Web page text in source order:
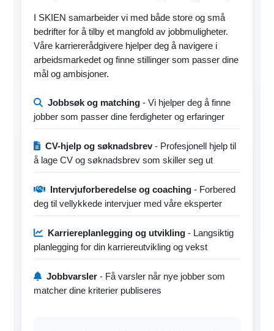
I SKIEN samarbeider vi med både store og små
bedrifter for å tilby et mangfold av jobbmuligheter.
Våre karriererådgivere hjelper deg å navigere i
arbeidsmarkedet og finne stillinger som passer dine
mål og ambisjoner.
Jobbsøk og matching - Vi hjelper deg å finne
jobber som passer dine ferdigheter og erfaringer
CV-hjelp og søknadsbrev- Profesjonell hjelp til
å lage CV og søknadsbrev som skiller seg ut
Intervjuforberedelse og coaching - Forbered
deg til vellykkede intervjuer med våre eksperter
Karriereplanlegging og utvikling - Langsiktig
planlegging for din karriereutvikling og vekst
Jobbvarsler - Få varsler når nye jobber som
matcher dine kriterier publiseres